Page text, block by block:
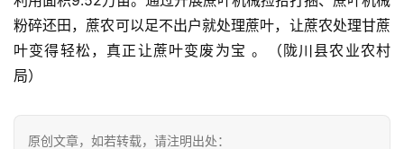
地
频
道
粉碎还田，蔗农可以足不出户就处理蔗叶，让蔗农处理甘蔗
叶变得轻松，真正让蔗叶变废为宝 。（陇川县农业农村
局）
原创文章，如若转载，请注明出处：